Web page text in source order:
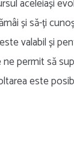
aceleiași
și să-ți
valabil și
permit să
este